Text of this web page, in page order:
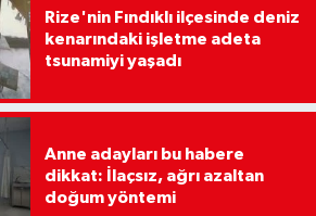
Rize'nin Fındıklı ilçesinde deniz
kenarındaki işletme adeta
tsunamiyi yaşadı
Anne adayları bu habere
dikkat: İlaçsız, ağrı azaltan
doğum yöntemi